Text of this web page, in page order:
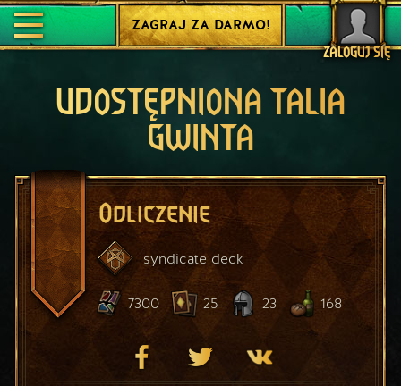
ZALOGUJ SIĘ
ZAGRAJ ZA DARMO!
UDOSTĘPNIONA TALIA
GWINTA
Odliczenie
syndicate deck
7300 25 23 168